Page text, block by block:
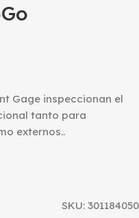
Gage inspeccionan el
tanto para
externos..
SKU: 301184050